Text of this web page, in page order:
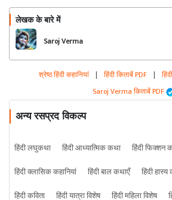
लेखक के बारे में
Saroj Verma
श्रेष्ठ हिंदी कहानियां | हिंदी किताबें PDF |
Saroj Verma किताबें PDF
अन्य रसप्रद विकल्प
हिंदी लघुकथा हिंदी आध्यात्मिक कथा हिंदी फिक्शन
हिंदी क्लासिक कहानियां
हिंदी बाल कथाएँ हिंदी
हिंदी कविता
हिंदी यात्रा विशेष हिंदी महिला विशेष